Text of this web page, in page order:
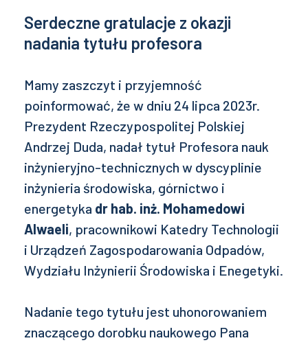
Serdeczne gratulacje z okazji
nadania tytułu profesora
Mamy zaszczyt i przyjemność
poinformować, że w dniu 24 lipca 2023r.
Prezydent Rzeczypospolitej Polskiej
Andrzej Duda, nadał tytuł Profesora nauk
inżynieryjno-technicznych w dyscyplinie
inżynieria środowiska, górnictwo i
energetyka dr hab. inż. Mohamedowi
Alwaeli, pracownikowi Katedry Technologii
i Urządzeń Zagospodarowania Odpadów,
Wydziału Inżynierii Środowiska i Enegetyki.
Nadanie tego tytułu jest uhonorowaniem
znaczącego dorobku naukowego Pana